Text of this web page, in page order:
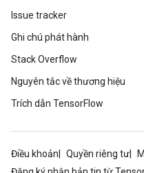
Issue tracker
Ghi chú phát hành
Stack Overflow
Nguyên tắc về thương hiệu
Trích dẫn TensorFlow
Điều khoản Quyền riêng tư